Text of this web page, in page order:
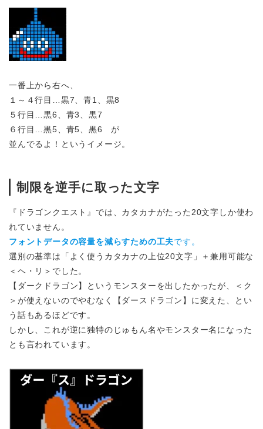
一番上から右へ、
１～４行目…黒7、青1、黒8
５行目…黒6、青3、黒7
６行目…黒5、青5、黒6 が
並んでるよ！というイメージ。
制限を逆手に取った文字
『ドラゴンクエスト』では、カタカナがたった20文字しか使わ
れていません。
フォントデータの容量を減らすための工夫です。
選別の基準は「よく使うカタカナの上位20文字」＋兼用可能な
＜ヘ・リ＞でした。
【ダークドラゴン】というモンスターを出したかったが、＜ク
＞が使えないのでやむなく【ダースドラゴン】に変えた、とい
う話もあるほどです。
しかし、これが逆に独特のじゅもん名やモンスター名になった
とも言われています。